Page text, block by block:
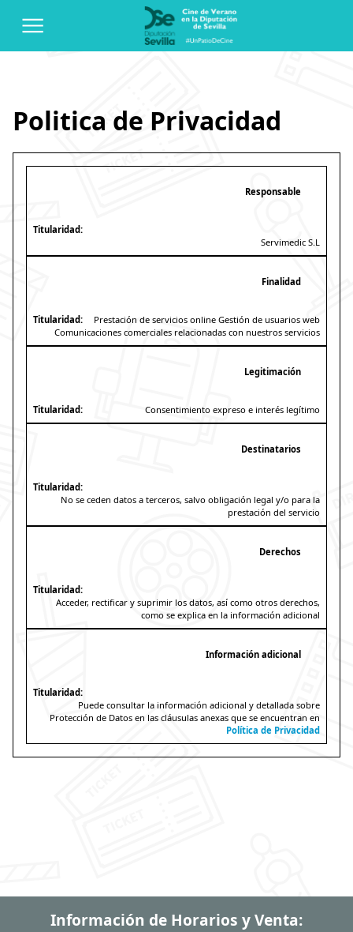
Politica de Privacidad
Responsable
Servimedic S.L
Finalidad
Prestación de servicios online Gestión de usuarios web
Comunicaciones comerciales relacionadas con nuestros servicios
Legitimación
Consentimiento expreso e interés legítimo
Destinatarios
No se ceden datos a terceros, salvo obligación legal y/o para la
prestación del servicio
Derechos
Acceder, rectificar y suprimir los datos, así como otros derechos,
como se explica en la información adicional
Información adicional
Puede consultar la información adicional y detallada sobre
Protección de Datos en las cláusulas anexas que se encuentran en
Política de Privacidad
Información de Horarios y Venta: